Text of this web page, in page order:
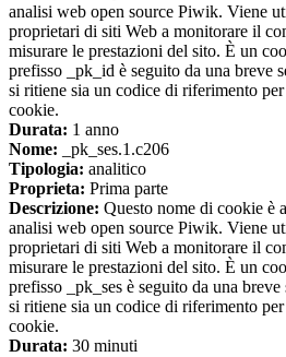
analisi web open source Piwik. Viene
proprietari di siti Web a monitorare il
misurare le prestazioni del sito. È un
prefisso _pk_id è seguito da una breve
si ritiene sia un codice di riferimento
cookie.
Durata: 1 anno
Nome: _pk_ses.1.c206
Tipologia: analitico
Proprieta: Prima parte
Descrizione: Questo nome di cookie è
analisi web open source Piwik. Viene
proprietari di siti Web a monitorare il
misurare le prestazioni del sito. È un
prefisso _pk_ses è seguito da una
si ritiene sia un codice di riferimento
cookie.
Durata: 30 minuti